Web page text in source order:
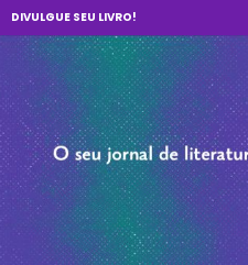
DIVULGUE SEU LIVRO!